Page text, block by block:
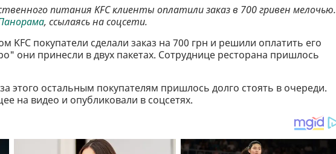
питания KFC клиенты оплатили заказ в 700 гривен мелочью.
, ссылаясь на соцсети.
KFC покупатели сделали заказ на 700 грн и решили оплатить его
они принесли в двух пакетах. Сотруднице ресторана пришлось
этого остальным покупателям пришлось долго стоять в очереди.
на видео и опубликовали в соцсетях.